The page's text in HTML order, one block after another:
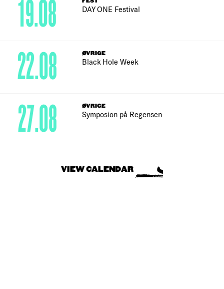
DAY ONE Festival
19.08
ØVRIGE
Black Hole Week
22.08
ØVRIGE
Symposion på Regensen
27.08
VIEW CALENDAR